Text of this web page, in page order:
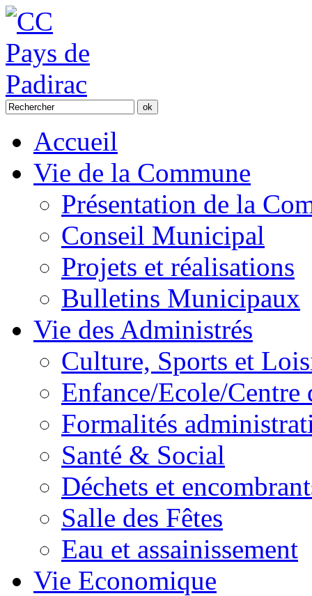
Accueil
Vie de la Commune
Présentation de la
Conseil Municipal
Projets et réalisations
Bulletins Municipaux
Vie des Administrés
Culture, Sports et
Enfance/Ecole/Centre
Formalités
Santé & Social
Déchets et
Salle des Fêtes
Eau et assainissement
Vie Economique